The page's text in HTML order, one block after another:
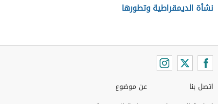
نشأة الديمقراطية وتطورها
اتصل بنا
عن موضوع